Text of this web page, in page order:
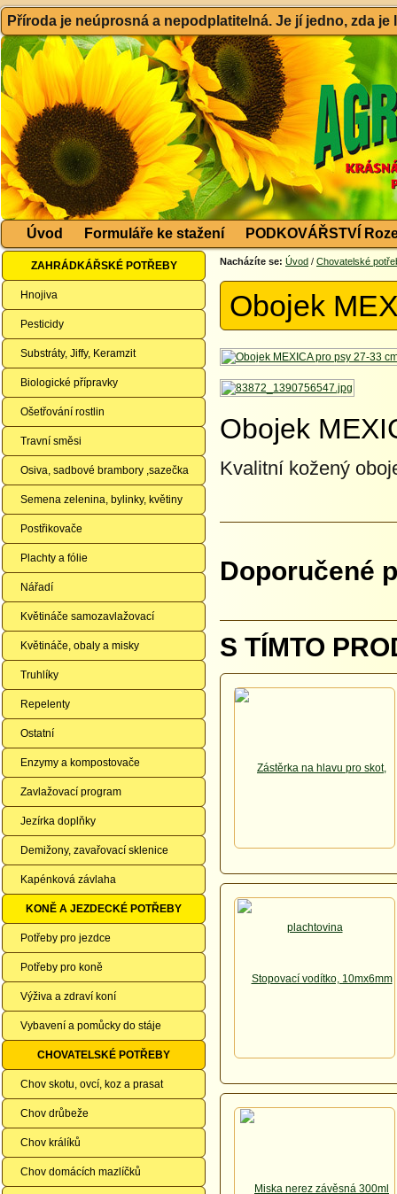
Příroda je neúprosná a nepodplatitelná. Je jí jedno, zda
Úvod Formuláře ke stažení PODKOVÁŘSTVÍ
ZAHRÁDKÁŘSKÉ POTŘEBY
Hnojiva
Pesticidy
Substráty, Jiffy, Keramzit
Biologické přípravky
Ošetřování rostlin
Travní směsi
Osiva, sadbové brambory ,sazečka
Semena zelenina, bylinky, květiny
Postřikovače
Plachty a fólie
Nářadí
Květináče samozavlažovací
Květináče, obaly a misky
Truhlíky
Repelenty
Ostatní
Enzymy a kompostovače
Zavlažovací program
Jezírka doplňky
Demižony, zavařovací sklenice
Kapénková závlaha
KONĚ A JEZDECKÉ POTŘEBY
Potřeby pro jezdce
Potřeby pro koně
Výživa a zdraví koní
Vybavení a pomůcky do stáje
CHOVATELSKÉ POTŘEBY
Chov skotu, ovcí, koz a prasat
Chov drůbeže
Chov králíků
Chov domácích mazlíčků
Nacházíte se: Úvod / Chovatelské
Obojek
Obojek
Kvalitní kožený
Doporučené
S TÍMTO